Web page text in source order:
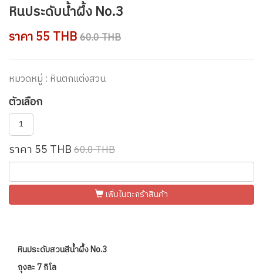
หินประดับน้ำผึ้ง No.3
ราคา 55 THB60.0 THB
หมวดหมู่ : หินตกแต่งสวน
ตัวเลือก
1
ราคา 55 THB60.0 THB
เพิ่มในตะกร้าสินค้า
หินประดับสวนสีน้ำผึ้ง No.3
ถุงละ 7 กิโล